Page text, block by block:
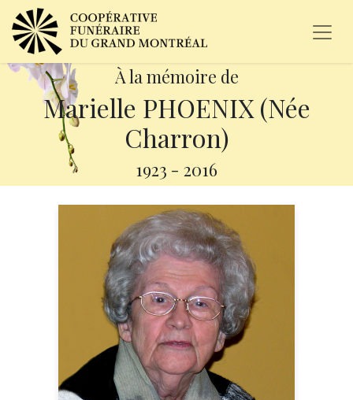
À la mémoire de
Marielle PHOENIX (Née
Charron)
1923 - 2016